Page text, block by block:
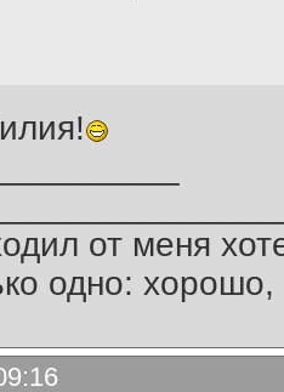
от меня
одно: